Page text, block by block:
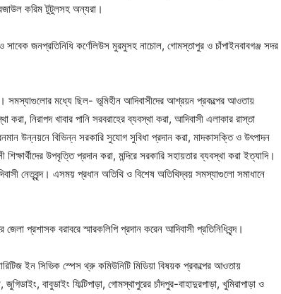
করিম টুটুলসহ অন্যরা।
জনপ্রতিনিধি কর্ণেলিউস মুরমুসহ নাচোল, গোমস্তাপুর ও চাঁপাইনবাবগঞ্জ সদর
সমস্যাগুলোর মধ্যে ছিল- ভূমিহীন আদিবাসীদের আশ্রয়ন প্রকল্পের আওতায়
করা, নিরাপদ খাবার পানি সরবরাহের ব্যবস্থা করা, আদিবাসী এলাকার রাস্তা
উন্নয়নে বিভিন্ন সরকারি সুযোগ সুবিধা প্রদান করা, মাদকাসক্তি ও উৎপাদন
উপবৃত্তি প্রদান করা, মন্দিরে সরকারি সহায়তার ব্যবস্থা করা ইত্যাদি।
নেতৃবৃন্দ। এসময় প্রধান অতিথি ও বিশেষ অতিথিদ্বয় সমস্যাগুলো সমাধানে
প্রশাসক বরাবরে স্মারকলিপি প্রদান করেন আদিবাসী প্রতিনিধিবৃন্দ।
ইন সিভিক স্পেস থ্রু কমিউনিটি মিডিয়া বিষয়ক প্রকল্পের আওতায়
বাবুডাইং ফিল্টিপাড়া, গোমস্থাপুরের চাঁদপুর-বাহাদুরপাড়া, খুমিরাপাড়া ও